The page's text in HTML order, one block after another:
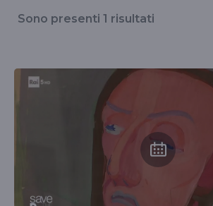
il
#davidespagnoletto
Sono presenti 1 risultati